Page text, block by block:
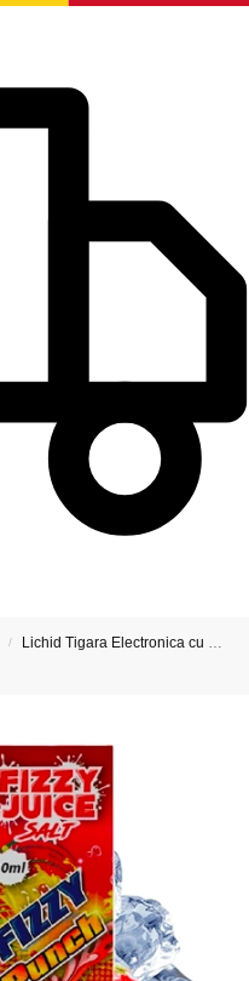
/ Lichid Tigara Electronica cu Nicotina